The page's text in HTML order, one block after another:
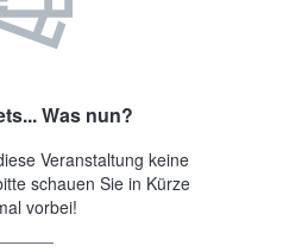
Was nun?
Veranstaltung keine
schauen Sie in Kürze
vorbei!